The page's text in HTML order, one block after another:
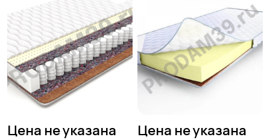
Цена не указана Цена не указана